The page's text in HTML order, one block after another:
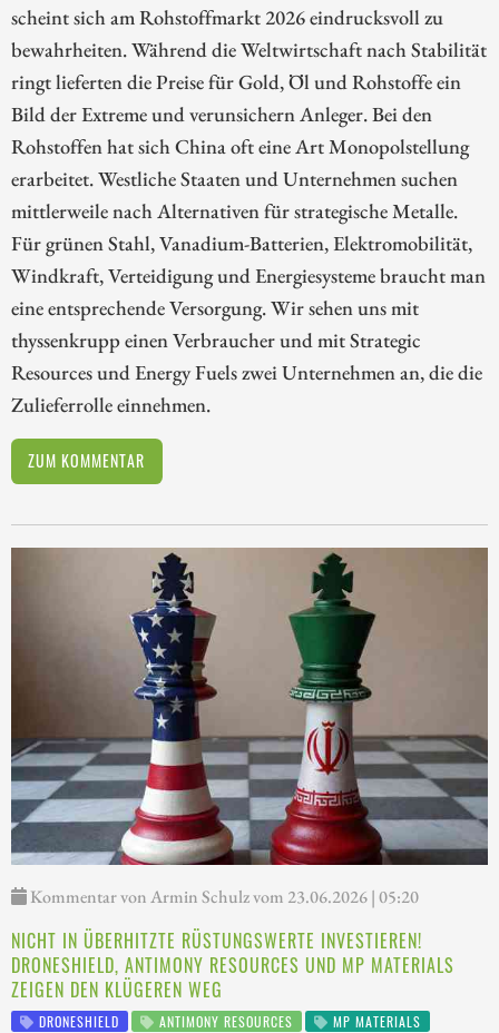
scheint sich am Rohstoffmarkt 2026 eindrucksvoll zu
bewahrheiten. Während die Weltwirtschaft nach Stabilität
ringt lieferten die Preise für Gold, Öl und Rohstoffe ein
Bild der Extreme und verunsichern Anleger. Bei den
Rohstoffen hat sich China oft eine Art Monopolstellung
erarbeitet. Westliche Staaten und Unternehmen suchen
mittlerweile nach Alternativen für strategische Metalle.
Für grünen Stahl, Vanadium-Batterien, Elektromobilität,
Windkraft, Verteidigung und Energiesysteme braucht man
eine entsprechende Versorgung. Wir sehen uns mit
thyssenkrupp einen Verbraucher und mit Strategic
Resources und Energy Fuels zwei Unternehmen an, die die
Zulieferrolle einnehmen.
ZUM KOMMENTAR
Kommentar von Armin Schulz vom 23.06.2026 | 05:20
NICHT IN ÜBERHITZTE RÜSTUNGSWERTE INVESTIEREN!
DRONESHIELD, ANTIMONY RESOURCES UND MP MATERIALS
ZEIGEN DEN KLÜGEREN WEG
DRONESHIELD ANTIMONY RESOURCES
MP MATERIALS